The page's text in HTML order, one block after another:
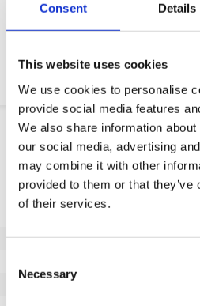
Consent Details
This website uses cookies
We use cookies to personalise
provide social media features
We also share information
our social media, advertising
may combine it with other
provided to them or that
of their services.
Selection
Necessary
Odpornosc chemiczna
Informacje o produkcie
SKU
Dane techniczne
Średnica koła (mm)
250
Nośność (kg)